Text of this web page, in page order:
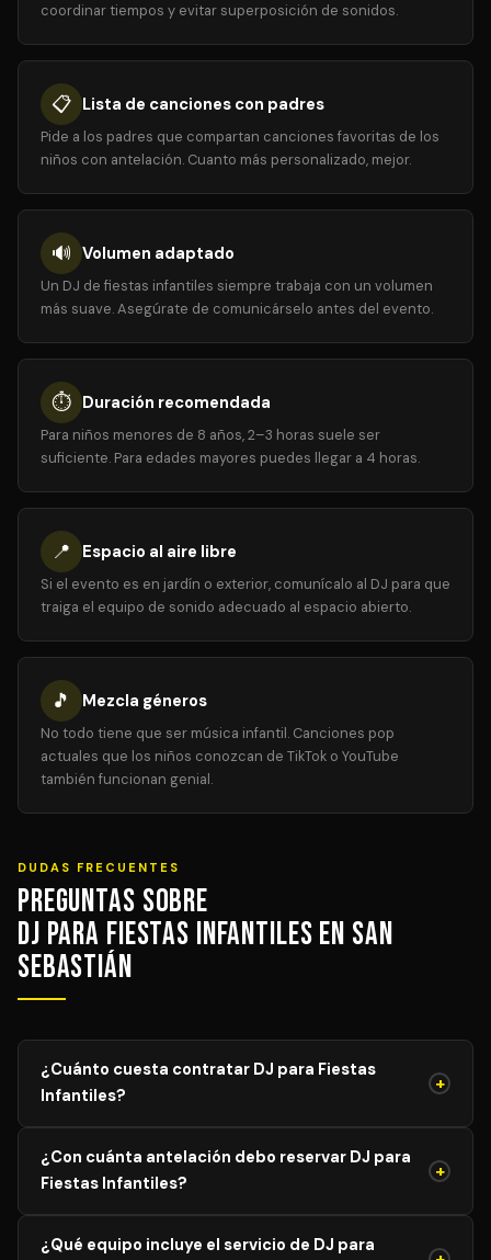
coordinar tiempos y evitar superposición de sonidos.
📋 Lista de canciones con padres
Pide a los padres que compartan canciones favoritas de los
niños con antelación. Cuanto más personalizado, mejor.
🔊 Volumen adaptado
Un DJ de fiestas infantiles siempre trabaja con un volumen
más suave. Asegúrate de comunicárselo antes del evento.
⏱️ Duración recomendada
Para niños menores de 8 años, 2–3 horas suele ser
suficiente. Para edades mayores puedes llegar a 4 horas.
📍 Espacio al aire libre
Si el evento es en jardín o exterior, comunícalo al DJ para que
traiga el equipo de sonido adecuado al espacio abierto.
🎵 Mezcla géneros
No todo tiene que ser música infantil. Canciones pop
actuales que los niños conozcan de TikTok o YouTube
también funcionan genial.
DUDAS FRECUENTES
Preguntas sobre
DJ para Fiestas Infantiles en San
Sebastián
¿Cuánto cuesta contratar DJ para Fiestas
Infantiles?
+
aforo, duración y equipamiento necesario. Los precios
mostrados son orientativos; solicita tu presupuesto
DJs verificados en menos de 24 horas.
¿Con cuánta antelación debo reservar DJ para
Fiestas Infantiles?
+
recomendamos reservar con al menos 4–8 semanas de
¿Qué equipo incluye el servicio de DJ para